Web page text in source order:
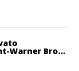
Warner Bros